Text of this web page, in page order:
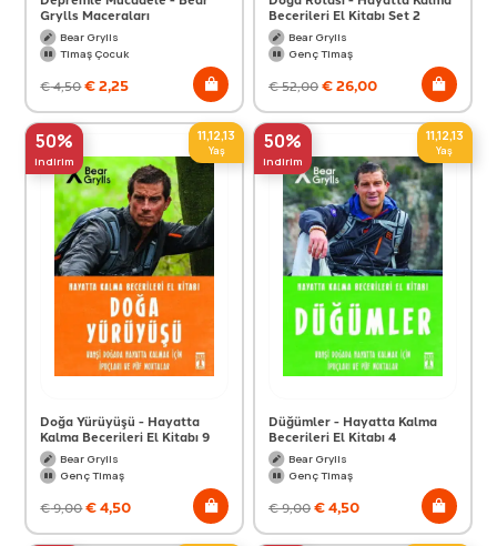
Grylls Maceraları
Bear Grylls
Timaş Çocuk
€4,50€2,25
Becerileri El Kitabı Set 2
Bear Grylls
Genç Timaş
€52,00€26,00
50%
indirim
11,12,13
Yaş
Doğa Yürüyüşü - Hayatta
Kalma Becerileri El Kitabı 9
Bear Grylls
Genç Timaş
€9,00€4,50
50%
indirim
11,12,13
Yaş
Düğümler - Hayatta Kalma
Becerileri El Kitabı 4
Bear Grylls
Genç Timaş
€9,00€4,50